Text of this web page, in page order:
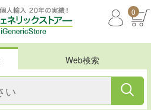
0
Web検索